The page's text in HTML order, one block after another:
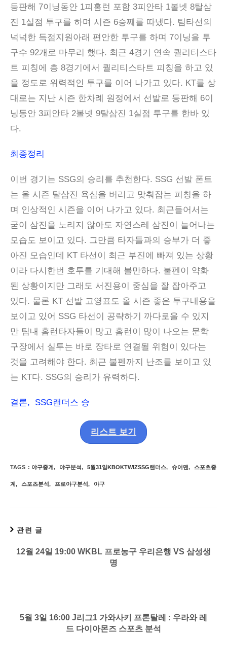
등판해 7이닝동안 1피홈런 포함 3피안타 1볼넷 8탈삼
진 1실점 투구를 하며 시즌 6승째를 따냈다. 팀타선의
넉넉한 득점지원아래 편안한 투구를 하며 7이닝을 투
구수 92개로 마무리 했다. 최근 4경기 연속 퀄리티스타
트 피칭에 총 8경기에서 퀄리티스타트 피칭을 하고 있
을 정도로 위력적인 투구를 이어 나가고 있다. KT를 상
대로는 지난 시즌 한차례 원정에서 선발로 등판해 6이
닝동안 3피안타 2볼넷 9탈삼진 1실점 투구를 한바 있
다.
최종정리
이번 경기는 SSG의 승리를 추천한다. SSG 선발 폰트
는 올 시즌 탈삼진 욕심을 버리고 맞춰잡는 피칭을 하
며 인상적인 시즌을 이어 나가고 있다. 최근들어서는
굳이 삼진을 노리지 않아도 자연스레 삼진이 늘어나는
모습도 보이고 있다. 그만큼 타자들과의 승부가 더 좋
아진 모습인데 KT 타선이 최근 부진에 빠져 있는 상황
이라 다시한번 호투를 기대해 볼만하다. 불펜이 약화
된 상황이지만 그래도 서진용이 중심을 잘 잡아주고
있다. 물론 KT 선발 고영표도 올 시즌 좋은 투구내용을
보이고 있어 SSG 타선이 공략하기 까다로울 수 있지
만 팀내 홈런타자들이 많고 홈런이 많이 나오는 문학
구장에서 실투는 바로 장타로 연결될 위험이 있다는
것을 고려해야 한다. 최근 불펜까지 난조를 보이고 있
는 KT다. SSG의 승리가 유력하다.
결론, SSG랜더스 승
리스트 보기
TAGS : 야구중계, 야구분석, 5월31일KBOKTWIZSSG랜더스, 슈어맨, 스포츠중
계, 스포츠분석, 프로야구분석, 야구
관련 글
12월 24일 19:00 WKBL 프로농구 우리은행 VS 삼성생
명
5월 3일 16:00 J리그1 가와사키 프론탈레 : 우라와 레
드 다이아몬즈 스포츠 분석